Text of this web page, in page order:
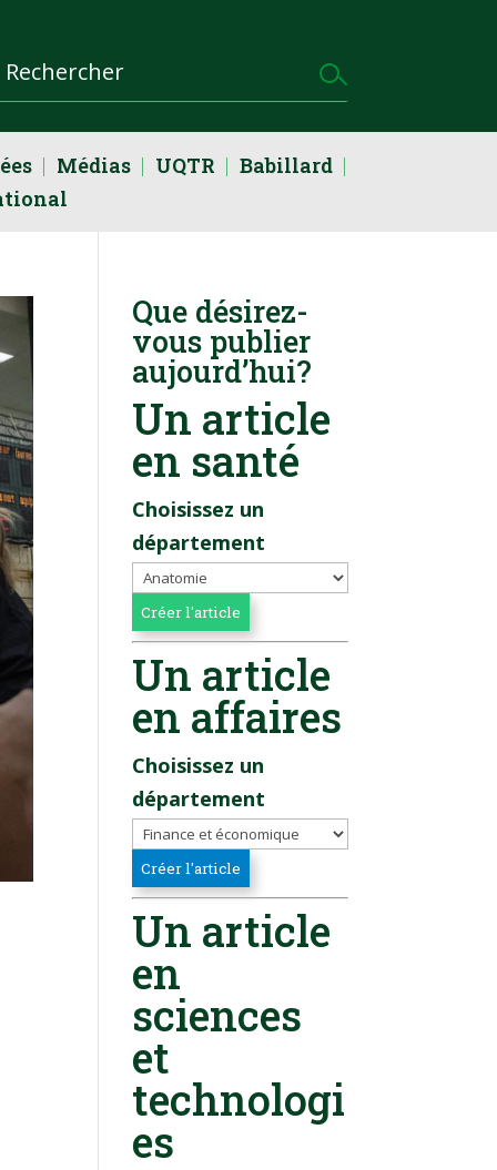
Médias UQTR
Babillard
Que désirez-
vous publier
aujourd’hui?
Un article
en santé
Choisissez un
département
Un article
en affaires
Choisissez un
département
Un article
en
sciences
et
technologi
es